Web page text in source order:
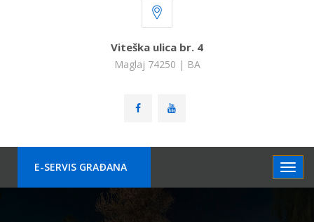
Viteška ulica br. 4
Maglaj 74250 | BA
E-SERVIS GRAÐANA